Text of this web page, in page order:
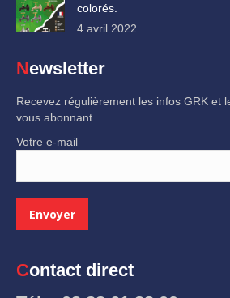
colorés.
4 avril 2022
Newsletter
Recevez régulièrement les infos GRK et
vous abonnant
Votre e-mail
Contact direct